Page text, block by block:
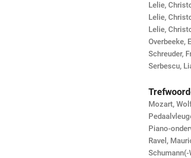
Lelie,
Lelie,
Lelie,
Overbeeke,
Schreuder,
Serbescu,
Mozart,
Piano-
Ravel,